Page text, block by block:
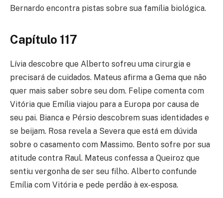
Bernardo encontra pistas sobre sua família biológica.
Capítulo 117
Lívia descobre que Alberto sofreu uma cirurgia e
precisará de cuidados. Mateus afirma a Gema que não
quer mais saber sobre seu dom. Felipe comenta com
Vitória que Emília viajou para a Europa por causa de
seu pai. Bianca e Pérsio descobrem suas identidades e
se beijam. Rosa revela a Severa que está em dúvida
sobre o casamento com Massimo. Bento sofre por sua
atitude contra Raul. Mateus confessa a Queiroz que
sentiu vergonha de ser seu filho. Alberto confunde
Emília com Vitória e pede perdão à ex-esposa.